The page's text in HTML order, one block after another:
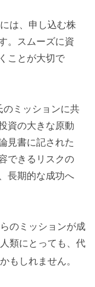
は、申し込む株
。スムーズに資
ことが大切で
ミッションに共
資の大きな原動
見書に記された
できるリスクの
長期的な成功へ
のミッションが成
類にとっても、代
もしれません。